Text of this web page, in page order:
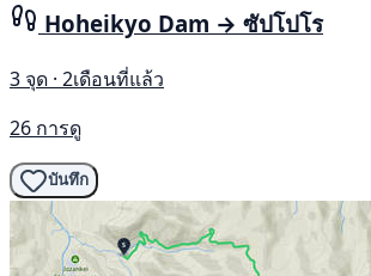
Hoheikyo Dam → ซัปโปโร
3 จุด · 2เดือนที่แล้ว
26 การดู
บันทึก